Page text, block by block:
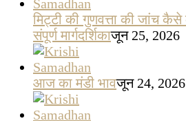
मिट्टी की गुणवत्ता की जांच
संपूर्ण मार्गदर्शिकाजून 25, 2026
आज का मंडी भावजून 24, 2026